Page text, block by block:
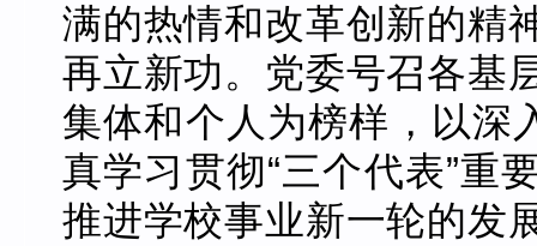
满的热情和改革创新的精
再立新功。党委号召各基
集体和个人为榜样，以深
真学习贯彻“三个代表”重
推进学校事业新一轮的发